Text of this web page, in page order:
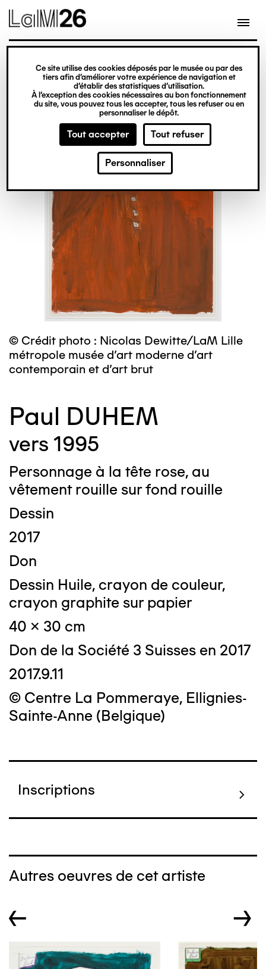
Gestion des cookies
Ce site utilise des cookies déposés par le musée ou par des
tiers afin d’améliorer votre expérience de navigation et
d’établir des statistiques d’utilisation.
À l’exception des cookies nécessaires au bon fonctionnement
du site, vous pouvez tous les accepter, tous les refuser ou en
personnaliser le dépôt.
Tout accepter Tout refuser
Personnaliser
contenu
© Crédit photo : Nicolas Dewitte/LaM Lille
métropole musée d’art moderne d’art
contemporain et d’art brut
Paul DUHEM
vers 1995
Personnage à la tête rose, au
vêtement rouille sur fond rouille
Dessin
2017
Don
Dessin Huile, crayon de couleur,
crayon graphite sur papier
40 x 30 cm
Don de la Société 3 Suisses en 2017
2017.9.11
© Centre La Pommeraye, Ellignies-
Sainte-Anne (Belgique)
Inscriptions
Autres oeuvres de cet artiste
← →